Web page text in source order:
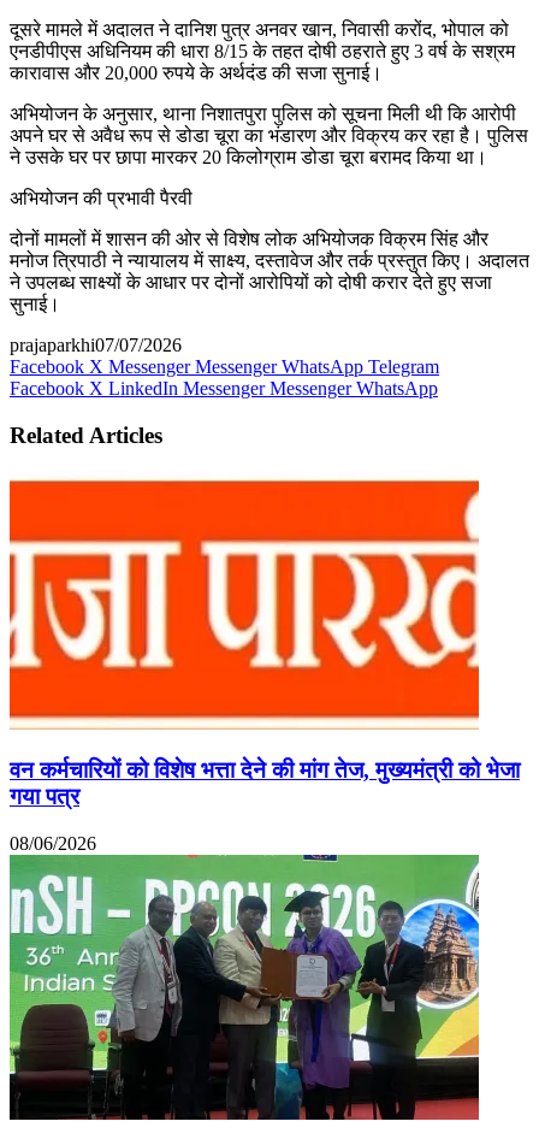
दूसरे मामले में अदालत ने दानिश पुत्र अनवर खान, निवासी करोंद, भोपाल को
एनडीपीएस अधिनियम की धारा 8/15 के तहत दोषी ठहराते हुए 3 वर्ष के सश्रम
कारावास और 20,000 रुपये के अर्थदंड की सजा सुनाई।
अभियोजन के अनुसार, थाना निशातपुरा पुलिस को सूचना मिली थी कि आरोपी
अपने घर से अवैध रूप से डोडा चूरा का भंडारण और विक्रय कर रहा है। पुलिस
ने उसके घर पर छापा मारकर 20 किलोग्राम डोडा चूरा बरामद किया था।
अभियोजन की प्रभावी पैरवी
दोनों मामलों में शासन की ओर से विशेष लोक अभियोजक विक्रम सिंह और
मनोज त्रिपाठी ने न्यायालय में साक्ष्य, दस्तावेज और तर्क प्रस्तुत किए। अदालत
ने उपलब्ध साक्ष्यों के आधार पर दोनों आरोपियों को दोषी करार देते हुए सजा
सुनाई।
prajaparkhi07/07/2026
Facebook X Messenger Messenger WhatsApp Telegram
Facebook X LinkedIn Messenger Messenger WhatsApp
Related Articles
वन कर्मचारियों को विशेष भत्ता देने की मांग तेज, मुख्यमंत्री को भेजा
गया पत्र
08/06/2026